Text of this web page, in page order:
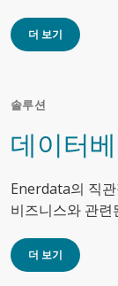
더 보기
솔루션
데이터
Enerdata의 직
비즈니스와 관련
더 보기